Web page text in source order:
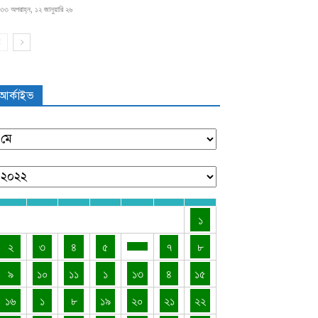
অপরাহ্ন, ১২ জানুয়ারি ২৬
১
২
৩ ৪ ৫ ৭
৮
৯
১০ ১১ ১ ১৩ ৪
১৫
১৬
১ ৮ ১৯ ২০ ২১ ২২